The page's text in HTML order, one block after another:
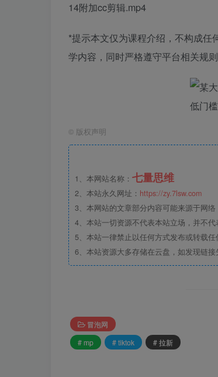
14附加cc剪辑.mp4
*提示本文仅为课程介绍，不构成
学内容，同时严格遵守平台相关规
© 版权声明
1、本网站名称： 七量思维
2、本站永久网址： https://zy.7lsw.com
3、本网站的文章部分内容可能来源于网
4、本站一切资源不代表本站立场，并不代
5、本站一律禁止以任何方式发布或转载
6、本站资源大多存储在云盘，如发现链接
冒泡网
# mp
# tiktok # 拉新